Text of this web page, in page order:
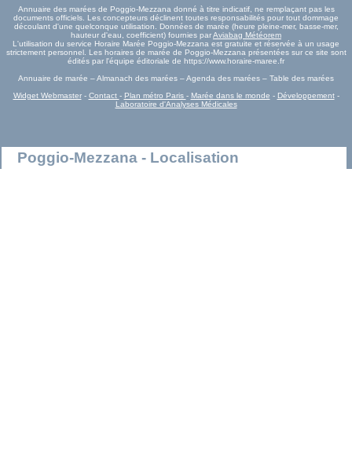
Annuaire des marées de Poggio-Mezzana donné à titre indicatif, ne remplaçant pas les
documents officiels. Les concepteurs déclinent toutes responsabilités pour tout dommage
découlant d'une quelconque utilisation. Données de marée (heure pleine-mer, basse-mer,
hauteur d'eau, coefficient) fournies parAviabag Météorem
L'utilisation du service Horaire Marée Poggio-Mezzana est gratuite et réservée à un usage
strictement personnel. Les horaires de marée de Poggio-Mezzana présentées sur ce site sont
édités par l'équipe éditoriale de https://www.horaire-maree.fr
Annuaire de marée – Almanach des marées – Agenda des marées – Table des marées
Widget Webmaster- Contact - Plan métro Paris - Marée dans le monde - Développement-
Laboratoire d'Analyses Médicales
Poggio-Mezzana - Localisation